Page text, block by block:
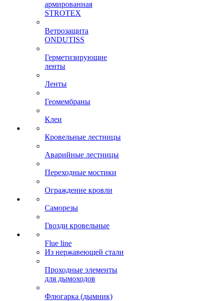
армированная
STROTEX
Ветрозащита
ONDUTISS
Герметизирующие
ленты
Ленты
Геомембраны
Клеи
Кровельные лестницы
Аварийные лестницы
Переходные мостики
Ограждение кровли
Саморезы
Гвозди кровельные
Flue line
Из нержавеющей стали
Проходные элементы
для дымоходов
Флюгарка (дымник)